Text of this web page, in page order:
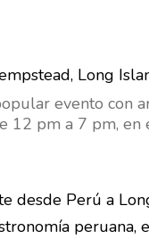
evento
pm a 7 pm,
Perú a